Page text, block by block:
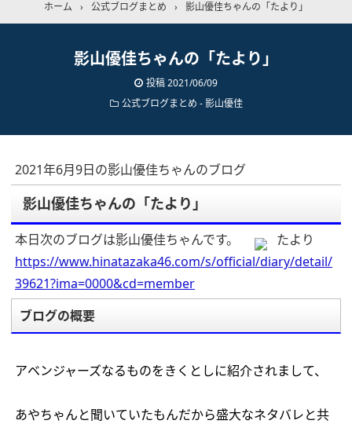
ホーム › 公式ブログまとめ › 影山優佳ちゃんの「たより」
影山優佳ちゃんの「たより」
投稿2021/06/09
公式ブログまとめ -影山優佳
2021年6月9日の影山優佳ちゃんのブログ
影山優佳ちゃんの「たより」
本日次のブログは影山優佳ちゃんです。
たより
https://www.hinatazaka46.com/s/official/diary/detail/
39621?ima=0000&cd=member
ブログの概要
アベンジャーズなるものをきくとしに紹介されまして、
あやちゃんと聞いていたもんだから盛大なネタバレと共